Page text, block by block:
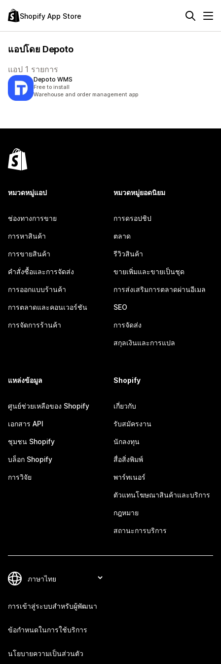
Shopify App Store
แอปโดย Depoto
แอป 1 รายการ
Depoto WMS
Free to install
Warehouse and order management app
หมวดหมู่แอป
ช่องทางการขาย
การหาสินค้า
การขายสินค้า
คำสั่งซื้อและการจัดส่ง
การออกแบบร้านค้า
การตลาดและคอนเวอร์ชัน
การจัดการร้านค้า
หมวดหมู่ยอดนิยม
การดรอปชิป
ตลาด
รีวิวสินค้า
ขายเพิ่มและขายเป็นชุด
การส่งเสริมการตลาดผ่านอีเมล
SEO
การจัดส่ง
สกุลเงินและการแปล
แหล่งข้อมูล
ศูนย์ช่วยเหลือของ Shopify
เอกสาร API
ชุมชน Shopify
บล็อก Shopify
การวิจัย
Shopify
เกี่ยวกับ
รับสมัครงาน
นักลงทุน
สื่อสิ่งพิมพ์
พาร์ทเนอร์
ตัวแทนโฆษณาสินค้าและบริการ
กฎหมาย
สถานะการบริการ
การเข้าสู่ระบบสำหรับผู้พัฒนา
ข้อกำหนดในการใช้บริการ
นโยบายความเป็นส่วนตัว